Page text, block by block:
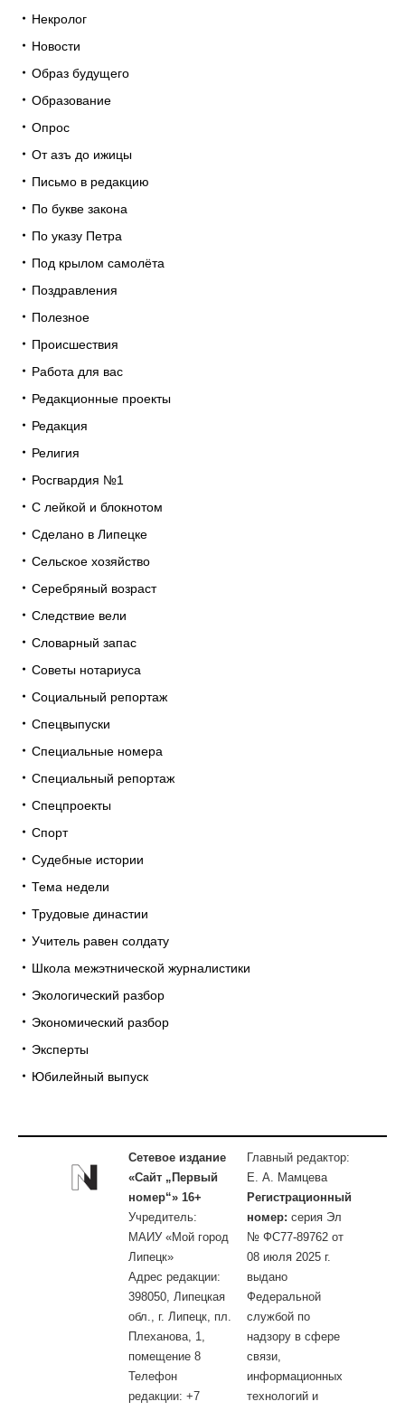
Некролог
Новости
Образ будущего
Образование
Опрос
От азъ до ижицы
Письмо в редакцию
По букве закона
По указу Петра
Под крылом самолёта
Поздравления
Полезное
Происшествия
Работа для вас
Редакционные проекты
Редакция
Религия
Росгвардия №1
С лейкой и блокнотом
Сделано в Липецке
Сельское хозяйство
Серебряный возраст
Следствие вели
Словарный запас
Советы нотариуса
Социальный репортаж
Спецвыпуски
Специальные номера
Специальный репортаж
Спецпроекты
Спорт
Судебные истории
Тема недели
Трудовые династии
Учитель равен солдату
Школа межэтнической журналистики
Экологический разбор
Экономический разбор
Эксперты
Юбилейный выпуск
Сетевое издание
«Сайт „Первый
номер“» 16+
Учредитель:
МАИУ «Мой город
Липецк»
Адрес редакции:
398050, Липецкая
обл., г. Липецк, пл.
Плеханова, 1,
помещение 8
Телефон
редакции: +7
Главный редактор:
Е. А. Мамцева
Регистрационный
номер: серия Эл
№ ФС77-89762 от
08 июля 2025 г.
выдано
Федеральной
службой по
надзору в сфере
связи,
информационных
технологий и